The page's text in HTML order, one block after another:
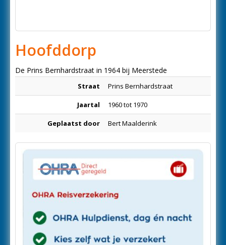
Hoofddorp
De Prins Bernhardstraat in 1964 bij Meerstede
Straat Prins Bernhardstraat
Jaartal 1960 tot 1970
Geplaatst door Bert Maalderink